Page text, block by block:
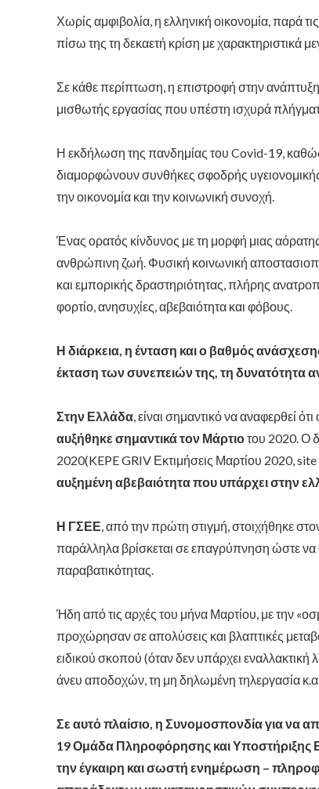
Χωρίς αμφιβολία, η ελληνική οικονομία, παρά
πίσω της τη δεκαετή κρίση με χαρακτηριστικά
Σε κάθε περίπτωση, η επιστροφή στην
μισθωτής εργασίας που υπέστη ισχυρά
Η εκδήλωση της πανδημίας του Covid-19, καθώς
διαμορφώνουν συνθήκες σφοδρής
την οικονομία και την κοινωνική συνοχή.
Ένας ορατός κίνδυνος με τη μορφή μιας
ανθρώπινη ζωή. Φυσική κοινωνική
και εμπορικής δραστηριότητας, πλήρης
φορτίο, ανησυχίες, αβεβαιότητα και φόβους.
Η διάρκεια, η ένταση και ο βαθμός
έκταση των συνεπειών της, τη δυνατότητα
Στην Ελλάδα, είναι σημαντικό να αναφερθεί
αυξήθηκε σημαντικά τον Μάρτιοτου 2020. Ο
2020(KEPE GRIV Εκτιμήσεις Μαρτίου 2020,
αυξημένη αβεβαιότητα που υπάρχει στην
Η ΓΣΕΕ, από την πρώτη στιγμή, στοιχήθηκε
παράλληλα βρίσκεται σε επαγρύπνηση ώστε να
παραβατικότητας.
Ήδη από τις αρχές του μήνα Μαρτίου, με την
προχώρησαν σε απολύσεις και βλαπτικές
ειδικού σκοπού (όταν δεν υπάρχει
άνευ αποδοχών, τη μη δηλωμένη τηλεργασία
Σε αυτό πλαίσιο, η Συνομοσπονδία για να
19 Ομάδα Πληροφόρησης και Υποστήριξης
την έγκαιρη και σωστή ενημέρωση –